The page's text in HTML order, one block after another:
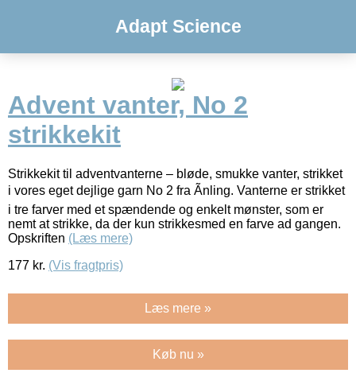
Adapt Science
Advent vanter, No 2
strikkekit
Strikkekit til adventvanterne – bløde, smukke vanter, strikket
i vores eget dejlige garn No 2 fra Ãnling. Vanterne er strikket
i tre farver med et spændende og enkelt mønster, som er
nemt at strikke, da der kun strikkesmed en farve ad gangen.
Opskriften (Læs mere)
177 kr. (Vis fragtpris)
Læs mere »
Køb nu »